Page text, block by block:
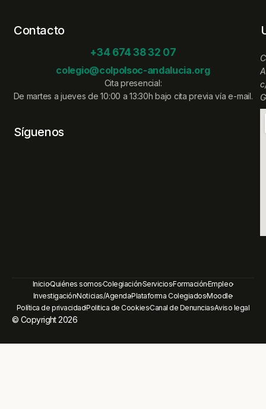
Contacto
+34 674 38 32 07
colegio@colpolsoc-andalucia.org
Cita presencial:
De martes a jueves de 10:00 a 13:30h bajo cita previa vía e-mail.
Síguenos
InicioQuiénes somosColegiaciónServiciosFormaciónEmpleo
InvestigaciónNoticias/AgendaPlataforma ColegiadosMoodle
Política de privacidadPolitica de CookiesCanal de DenunciasAviso legal
© Copyright 2026